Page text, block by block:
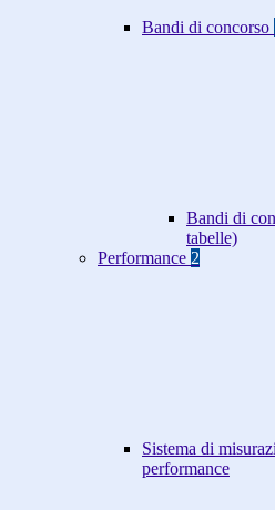
Bandi di concorso
Bandi di
tabelle)
Performance 2
Sistema di
performance